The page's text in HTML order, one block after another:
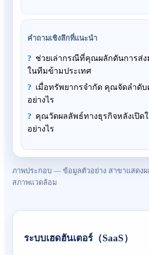
คำถามเชิงลึกที่แนะนำ
ช่วยเล่ากรณีที่คุณผลักดันการส่
ในทีมข้ามประเทศ
เมื่อทรัพยากรจำกัด คุณจัดลำดั
อย่างไร
คุณวัดผลลัพธ์ทางธุรกิจหลังเปิด
อย่างไร
ภาพประกอบ — ข้อมูลตัวอย่าง สาขาแสดงผ
สภาพแวดล้อม
ระบบเฮดฮันเตอร์（SaaS）